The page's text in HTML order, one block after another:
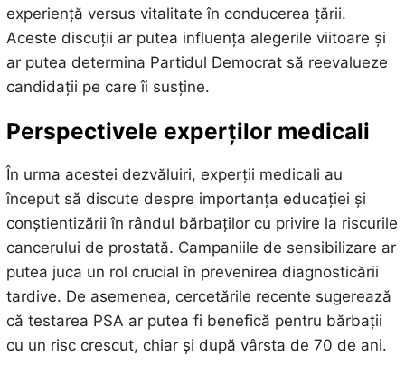
experiență versus vitalitate în conducerea țării.
Aceste discuții ar putea influența alegerile viitoare și
ar putea determina Partidul Democrat să reevalueze
candidații pe care îi susține.
Perspectivele experților medicali
În urma acestei dezvăluiri, experții medicali au
început să discute despre importanța educației și
conștientizării în rândul bărbaților cu privire la riscurile
cancerului de prostată. Campaniile de sensibilizare ar
putea juca un rol crucial în prevenirea diagnosticării
tardive. De asemenea, cercetările recente sugerează
că testarea PSA ar putea fi benefică pentru bărbații
cu un risc crescut, chiar și după vârsta de 70 de ani.